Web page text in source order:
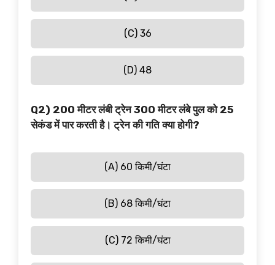
(C) 36
(D) 48
Q2) 200 मीटर लंबी ट्रेन 300 मीटर लंबे पुल को 25
सेकंड में पार करती है। ट्रेन की गति क्या होगी?
(A) 60 किमी/घंटा
(B) 68 किमी/घंटा
(C) 72 किमी/घंटा